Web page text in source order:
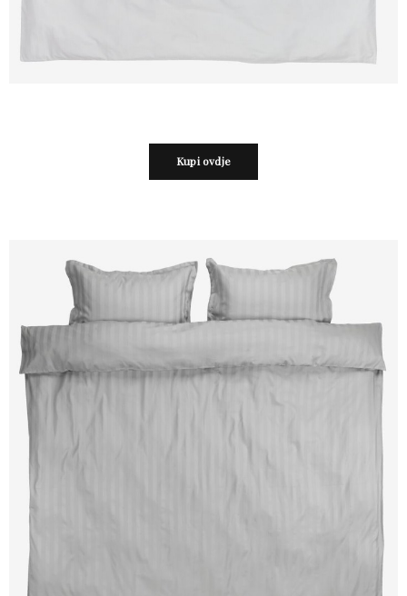
Kupi ovdje